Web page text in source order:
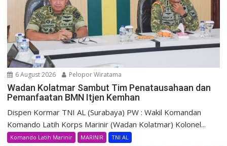
6 August 2026 Pelopor Wiratama
Wadan Kolatmar Sambut Tim Penatausahaan dan
Pemanfaatan BMN Itjen Kemhan
Dispen Kormar TNI AL (Surabaya) PW : Wakil Komandan
Komando Latih Korps Marinir (Wadan Kolatmar) Kolonel...
Komando Latih Marinir MARINIR TNI AL